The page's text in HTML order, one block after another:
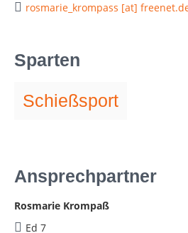
rosmarie_krompass [at]
Sparten
Schießsport
Ansprechpartner
Rosmarie Krompaß
Ed 7